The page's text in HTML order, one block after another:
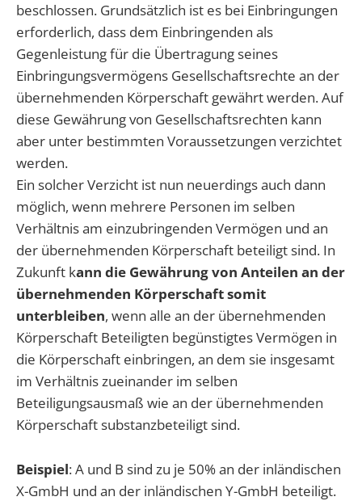
beschlossen. Grundsätzlich ist es bei Einbringungen
erforderlich, dass dem Einbringenden als
Gegenleistung für die Übertragung seines
Einbringungsvermögens Gesellschaftsrechte an der
übernehmenden Körperschaft gewährt werden. Auf
diese Gewährung von Gesellschaftsrechten kann
aber unter bestimmten Voraussetzungen verzichtet
werden.
Ein solcher Verzicht ist nun neuerdings auch dann
möglich, wenn mehrere Personen im selben
Verhältnis am einzubringenden Vermögen und an
der übernehmenden Körperschaft beteiligt sind. In
Zukunft kann die Gewährung von Anteilen an der
übernehmenden Körperschaft somit
unterbleiben, wenn alle an der übernehmenden
Körperschaft Beteiligten begünstigtes Vermögen in
die Körperschaft einbringen, an dem sie insgesamt
im Verhältnis zueinander im selben
Beteiligungsausmaß wie an der übernehmenden
Körperschaft substanzbeteiligt sind.
Beispiel: A und B sind zu je 50% an der inländischen
X-GmbH und an der inländischen Y-GmbH beteiligt.